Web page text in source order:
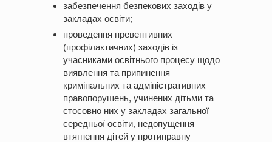
забезпечення безпекових заходів у
закладах освіти;
проведення превентивних
(профілактичних) заходів із
учасниками освітнього процесу щодо
виявлення та припинення
кримінальних та адміністративних
правопорушень, учинених дітьми та
стосовно них у закладах загальної
середньої освіти, недопущення
втягнення дітей у протиправну